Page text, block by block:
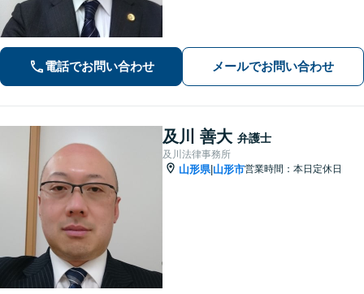
電話でお問い合わせ メールでお問い合わせ
及川 善大 弁護士
及川法律事務所
山形県| 山形市営業時間：本日定休日